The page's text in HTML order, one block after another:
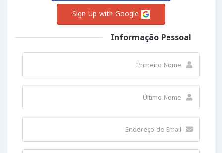
Informação Pessoal